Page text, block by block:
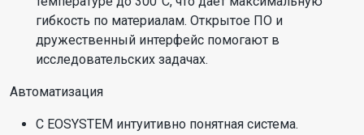
гибкость по материалам. Открытое ПО и
дружественный интерфейс помогают в
исследовательских задачах.
Автоматизация
С EOSYSTEM интуитивно понятная система.